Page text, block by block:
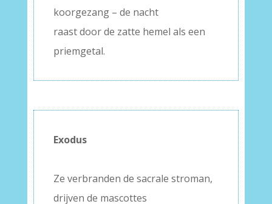
koorgezang – de nacht
raast door de zatte hemel als een
priemgetal.
Exodus
Ze verbranden de sacrale stroman,
drijven de mascottes